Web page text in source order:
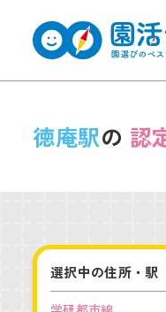
徳庵駅の 認
選択中の住所・駅